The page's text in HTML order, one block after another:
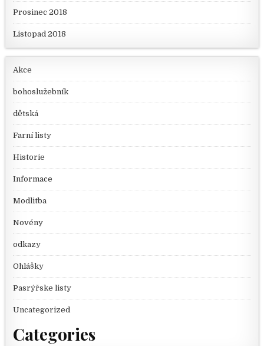
Prosinec 2018
Listopad 2018
Akce
bohoslužebník
dětská
Farní listy
Historie
Informace
Modlitba
Novény
odkazy
Ohlášky
Pasrýřske listy
Uncategorized
Categories